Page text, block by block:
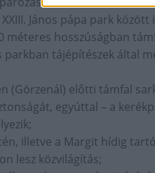
XXIII. János pápa park
méteres hosszúságban
parkban tájépítészek
(Görzenál) előtti támfal
egyúttal – a
illetve a Margit hídig
lesz közvilágítás;